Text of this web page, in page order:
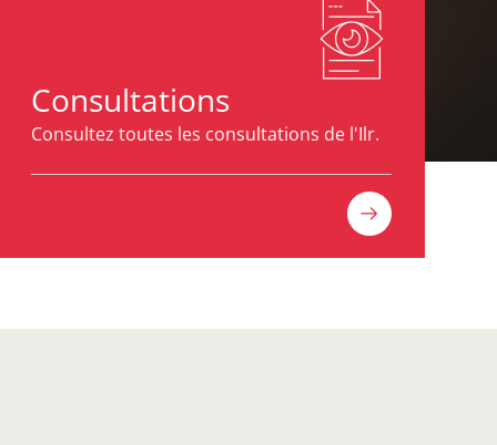
Consultations
Consultez toutes les consultations de l'Ilr.